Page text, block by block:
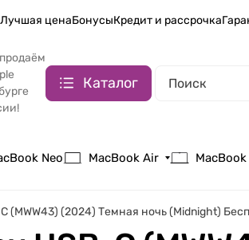
Лучшая ценаБонусыКредит и рассрочка
продаём
Каталог
Neo MacBook Air
(MWW43) (2024) Темная ночь (Midnight)